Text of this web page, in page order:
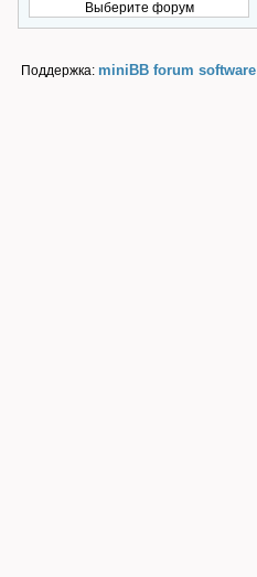
Поддержка: miniBB forum software